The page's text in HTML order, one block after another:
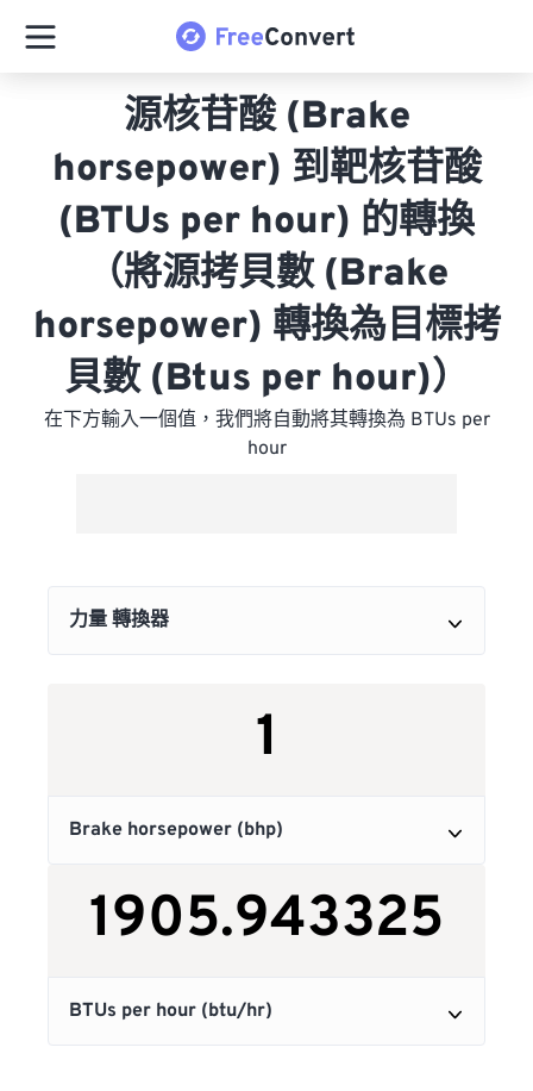
源核苷酸 (Brake
horsepower) 到靶核苷酸
(BTUs per hour) 的轉換
（將源拷貝數 (Brake
horsepower) 轉換為目標拷
貝數 (Btus per hour)）
在下方輸入一個值，我們將自動將其轉換為 BTUs per
hour